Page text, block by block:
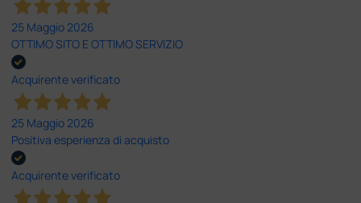
25 Maggio 2026
OTTIMO SITO E OTTIMO SERVIZIO
Acquirente verificato
25 Maggio 2026
Positiva esperienza di acquisto
Acquirente verificato